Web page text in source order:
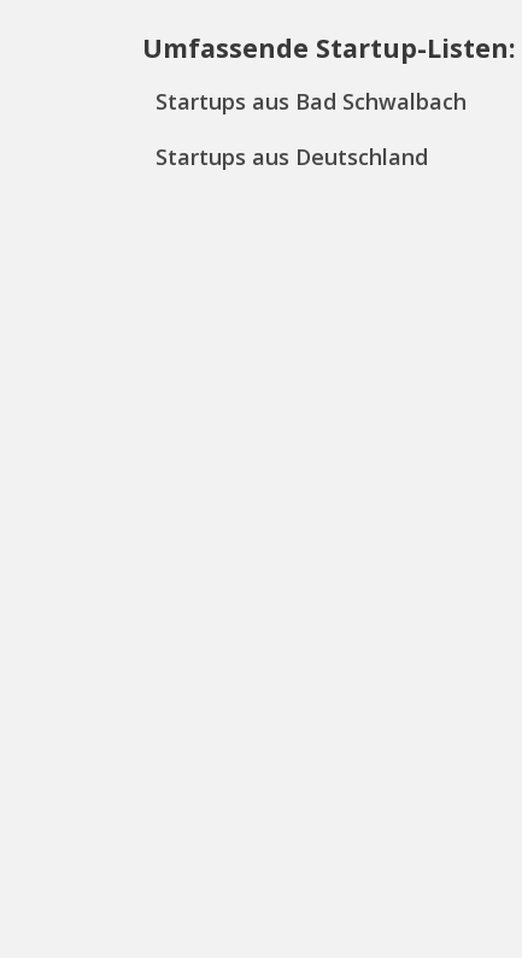
Umfassende Startup-Listen:
Startups aus Bad Schwalbach
Startups aus Deutschland